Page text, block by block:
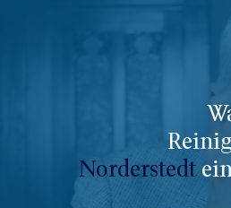
Norderstedt